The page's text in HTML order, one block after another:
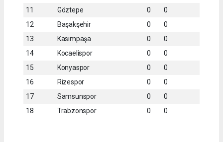
11
Göztepe 0
0
12
Başakşehir 0
0
13
Kasımpaşa 0
0
14
Kocaelispor 0
0
15
Konyaspor 0
0
16
Rizespor 0
0
17
Samsunspor 0
0
18
Trabzonspor 0 0